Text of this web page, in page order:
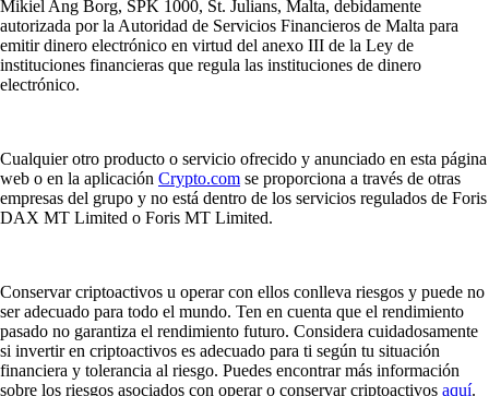
Mikiel Ang Borg, SPK 1000, St. Julians, Malta, debidamente
autorizada por la Autoridad de Servicios Financieros de Malta para
emitir dinero electrónico en virtud del anexo III de la Ley de
instituciones financieras que regula las instituciones de dinero
electrónico.
Cualquier otro producto o servicio ofrecido y anunciado en esta página
web o en la aplicación Crypto.com se proporciona a través de otras
empresas del grupo y no está dentro de los servicios regulados de Foris
DAX MT Limited o Foris MT Limited.
Conservar criptoactivos u operar con ellos conlleva riesgos y puede no
ser adecuado para todo el mundo. Ten en cuenta que el rendimiento
pasado no garantiza el rendimiento futuro. Considera cuidadosamente
si invertir en criptoactivos es adecuado para ti según tu situación
financiera y tolerancia al riesgo. Puedes encontrar más información
sobre los riesgos asociados con operar o conservar criptoactivos aquí.